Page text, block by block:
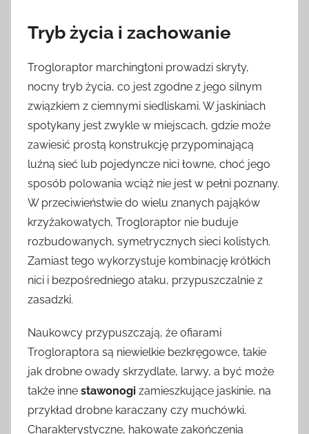
Tryb życia i zachowanie
Trogloraptor marchingtoni prowadzi skryty,
nocny tryb życia, co jest zgodne z jego silnym
związkiem z ciemnymi siedliskami. W jaskiniach
spotykany jest zwykle w miejscach, gdzie może
zawiesić prostą konstrukcję przypominającą
luźną sieć lub pojedyncze nici łowne, choć jego
sposób polowania wciąż nie jest w pełni poznany.
W przeciwieństwie do wielu znanych pająków
krzyżakowatych, Trogloraptor nie buduje
rozbudowanych, symetrycznych sieci kolistych.
Zamiast tego wykorzystuje kombinację krótkich
nici i bezpośredniego ataku, przypuszczalnie z
zasadzki.
Naukowcy przypuszczają, że ofiarami
Trogloraptora są niewielkie bezkręgowce, takie
jak drobne owady skrzydlate, larwy, a być może
także inne stawonogi zamieszkujące jaskinie, na
przykład drobne karaczany czy muchówki.
Charakterystyczne, hakowate zakończenia